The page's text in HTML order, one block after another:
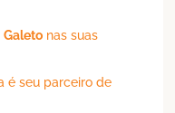
Galeto nas suas
é seu parceiro de